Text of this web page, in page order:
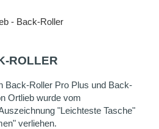
- Back-Roller
ROLLER
Back-Roller Pro Plus und Back-
Ortlieb wurde vom
"Leichteste Tasche"
verliehen.